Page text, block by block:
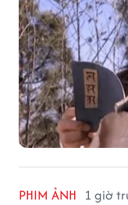
PHIM ẢNH 1 giờ